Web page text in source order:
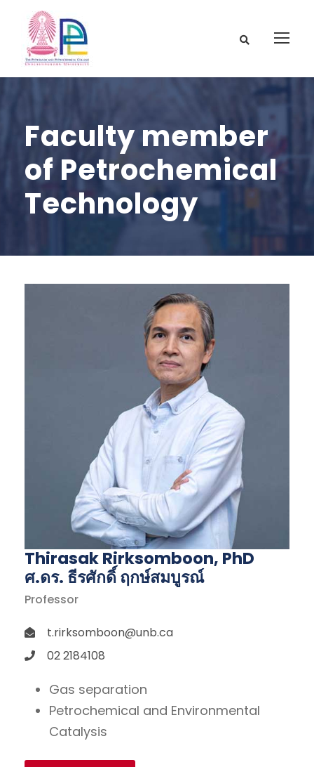
Faculty member
of Petrochemical
Technology
Thirasak Rirksomboon, PhD
ศ.ดร. ธีรศักดิ์ ฤกษ์สมบูรณ์
Professor
t.rirksomboon@unb.ca
02 2184108
Gas separation
Petrochemical and Environmental
Catalysis